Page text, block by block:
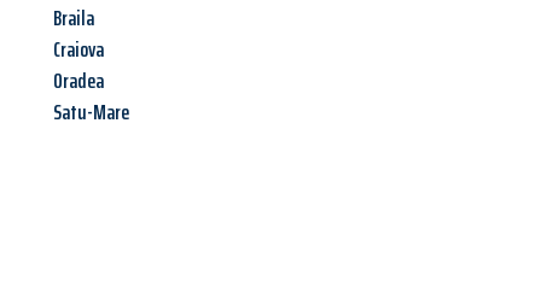
Braila
Craiova
Oradea
Satu-Mare